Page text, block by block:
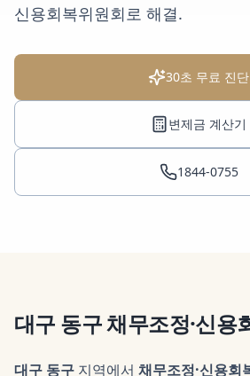
신용회복위원회로 해결.
30초 무료 진단
변제금 계산기
1844-0755
대구 동구채무조정·신용
대구 동구 지역에서 채무조정·신용회